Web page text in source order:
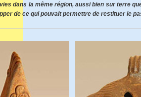
dans la même région, aussi bien sur terre
de ce qui pouvait permettre de restituer le